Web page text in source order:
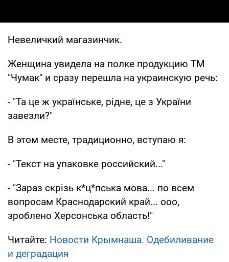
Невеличкий магазинчик.
Женщина увидела на полке продукцию ТМ
"Чумак" и сразу перешла на украинскую речь:
- "Та це ж українське, рідне, це з України
завезли?"
В этом месте, традиционно, вступаю я:
- "Текст на упаковке российский..."
- "Зараз скрізь к*ц*пська мова... по всем
вопросам Краснодарский край... ооо,
зроблено Херсонська область!"
Читайте: Новости Крымнаша. Одебиливание
и деградация